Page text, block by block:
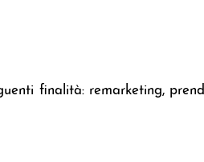
finalità: remarketing,